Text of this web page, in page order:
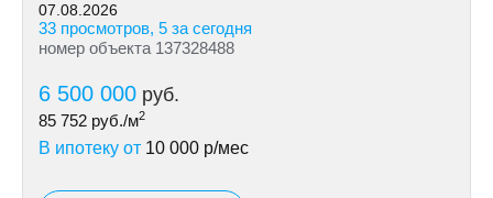
07.08.2026
33 просмотров, 5 за сегодня
номер объекта 137328488
6 500 000 руб.
85 752 руб./м2
В ипотеку от 10 000 р/мес